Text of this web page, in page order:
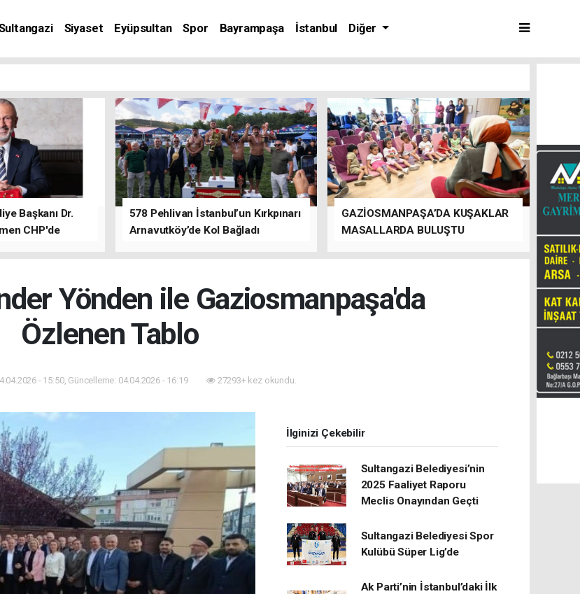
Siyaset Eyüpsultan Spor Bayrampaşa İstanbul Diğer
Başkanı Dr.
CHP'de
578 Pehlivan İstanbul’un Kırkpınarı
Arnavutköy’de Kol Bağladı
GAZİOSMANPAŞA’DA KUŞAKLAR
MASALLARDA BULUŞTU
Yönden ile Gaziosmanpaşa'da
Özlenen Tablo
- 15:50, Güncelleme: 04.04.2026 - 16:19 27293+ kez okundu.
İlginizi Çekebilir
Sultangazi Belediyesi’nin
2025 Faaliyet Raporu
Meclis Onayından Geçti
Sultangazi Belediyesi Spor
Kulübü Süper Lig’de
Ak Parti’nin İstanbul’daki İlk